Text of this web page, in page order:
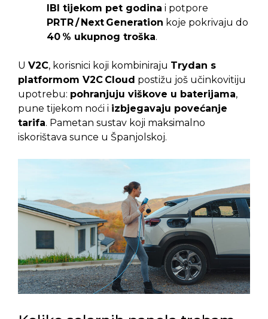
IBI tijekom pet godina i potpore
PRTR / Next Generation koje pokrivaju do
40 % ukupnog troška.
U V2C, korisnici koji kombiniraju Trydan s
platformom V2C Cloud postižu još učinkovitiju
upotrebu: pohranjuju viškove u baterijama,
pune tijekom noći i izbjegavaju povećanje
tarifa. Pametan sustav koji maksimalno
iskorištava sunce u Španjolskoj.